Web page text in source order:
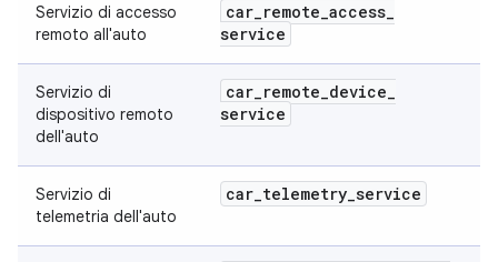
Servizio di accesso
remoto all'auto
car_remote_access_
service
Servizio di
dispositivo remoto
dell'auto
car_remote_device_
service
Servizio di
telemetria dell'auto
car_telemetry_service